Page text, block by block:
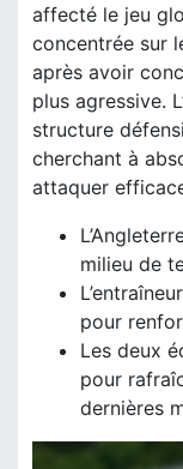
affecté le jeu
concentrée sur
après avoir
plus agressive.
structure
cherchant à
attaquer
milieu de
pour
Les deux
pour
dernières